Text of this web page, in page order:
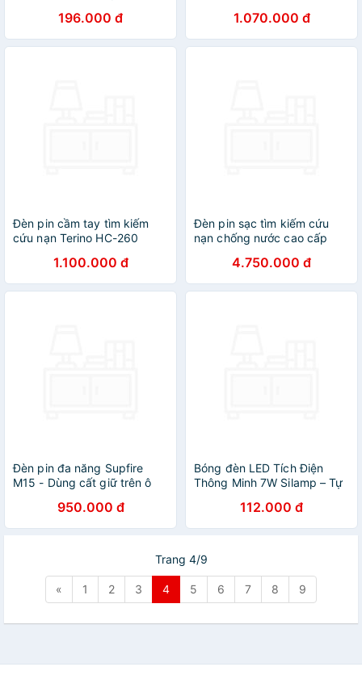
Mẽ và Thiết Kế Tinh Tế
196.000 đ 1.070.000 đ
Đèn pin cầm tay tìm kiếm
cứu nạn Terino HC-260
1.100.000 đ
Đèn pin sạc tìm kiếm cứu
nạn chống nước cao cấp
4.750.000 đ
Đèn pin đa năng Supfire
M15 - Dùng cất giữ trên ô
950.000 đ
Bóng đèn LED Tích Điện
Thông Minh 7W Silamp – Tự
112.000 đ
Trang 4/9
« 1 2 3 4 5 6 7 8 9